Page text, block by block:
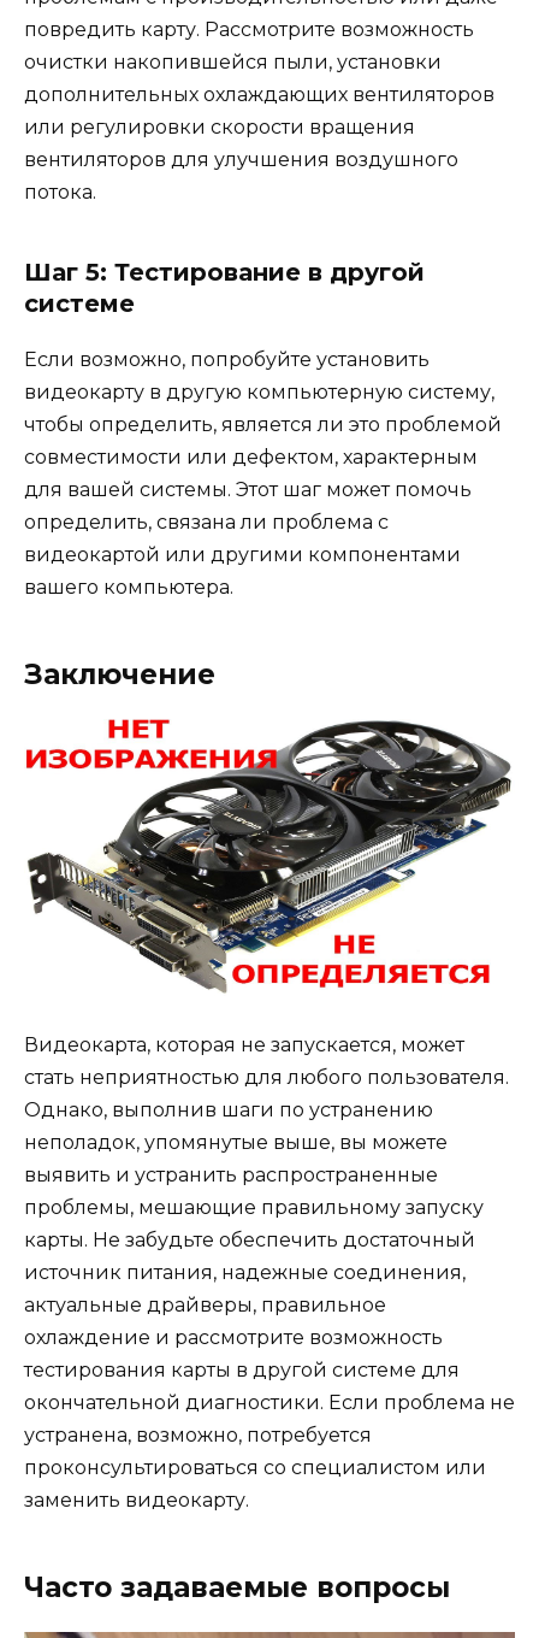
повредить карту. Рассмотрите возможность
очистки накопившейся пыли, установки
дополнительных охлаждающих вентиляторов
или регулировки скорости вращения
вентиляторов для улучшения воздушного
потока.
Шаг 5: Тестирование в другой
системе
Если возможно, попробуйте установить
видеокарту в другую компьютерную систему,
чтобы определить, является ли это проблемой
совместимости или дефектом, характерным
для вашей системы. Этот шаг может помочь
определить, связана ли проблема с
видеокартой или другими компонентами
вашего компьютера.
Заключение
Видеокарта, которая не запускается, может
стать неприятностью для любого пользователя.
Однако, выполнив шаги по устранению
неполадок, упомянутые выше, вы можете
выявить и устранить распространенные
проблемы, мешающие правильному запуску
карты. Не забудьте обеспечить достаточный
источник питания, надежные соединения,
актуальные драйверы, правильное
охлаждение и рассмотрите возможность
тестирования карты в другой системе для
окончательной диагностики. Если проблема не
устранена, возможно, потребуется
проконсультироваться со специалистом или
заменить видеокарту.
Часто задаваемые вопросы